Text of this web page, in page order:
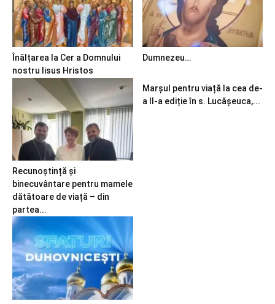
Înălțarea la Cer a Domnului
nostru Iisus Hristos
Dumnezeu…
Recunoștință și
binecuvântare pentru mamele
dătătoare de viață – din
partea...
Marșul pentru viață la cea de-
a II-a ediție în s. Lucășeuca,...